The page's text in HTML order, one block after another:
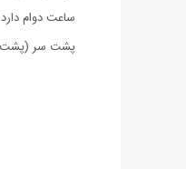
ساعت دوام
پشت سر (پشت